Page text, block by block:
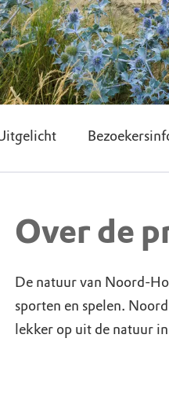
Over de
De natuur van Noord-
sporten en spelen.
lekker op uit de natuur